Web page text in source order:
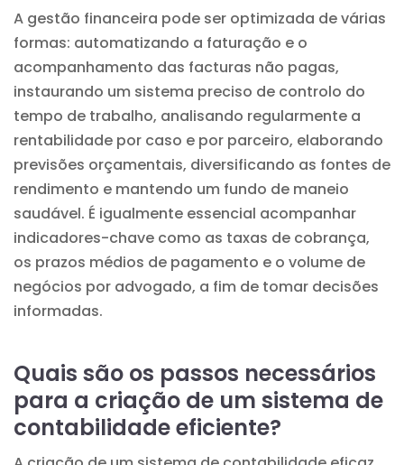
A gestão financeira pode ser optimizada de várias
formas: automatizando a faturação e o
acompanhamento das facturas não pagas,
instaurando um sistema preciso de controlo do
tempo de trabalho, analisando regularmente a
rentabilidade por caso e por parceiro, elaborando
previsões orçamentais, diversificando as fontes de
rendimento e mantendo um fundo de maneio
saudável. É igualmente essencial acompanhar
indicadores-chave como as taxas de cobrança,
os prazos médios de pagamento e o volume de
negócios por advogado, a fim de tomar decisões
informadas.
Quais são os passos necessários
para a criação de um sistema de
contabilidade eficiente?